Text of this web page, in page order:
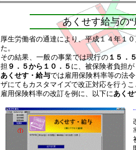
あくせす給与の
厚生労働省の通達により、平成１４年１
た。
その結果、一般の事業では現行の１５．
担 ９．５から １０．５ に、被保険者負担が
あくせす・給与では雇用保険料率等の法
ザにてもカスタマイズで改正対応を行う
雇用保険料率の改訂を例に、以下にあくせ
¨